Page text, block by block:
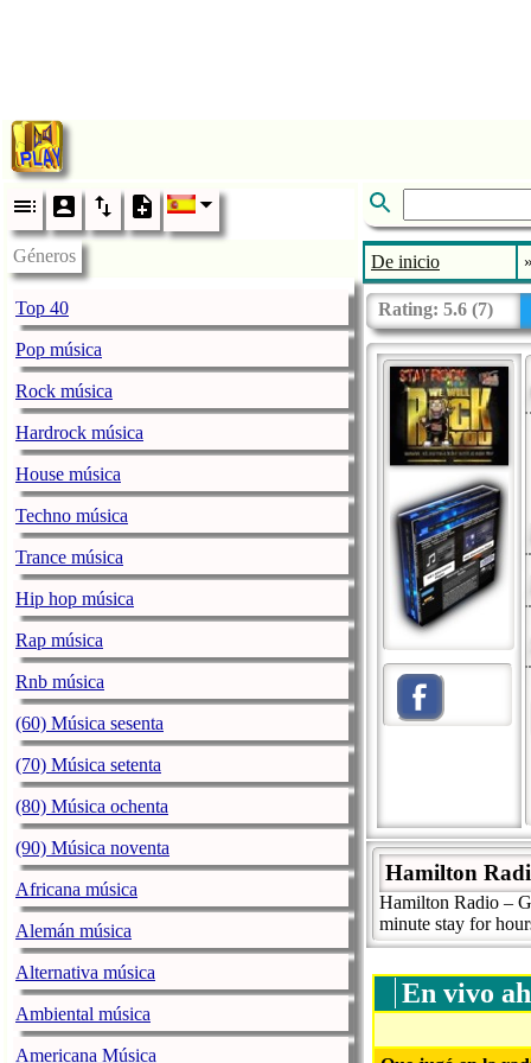
Géneros
Top 40
Pop música
Rock música
Hardrock música
House música
Techno música
Trance música
Hip hop música
Rap música
Rnb música
(60) Música sesenta
(70) Música setenta
(80) Música ochenta
(90) Música noventa
Africana música
Alemán música
Alternativa música
Ambiental música
Americana Música
De inicio »
Rating: 5.6 (7)
Hamilton
Hamilton Radio –
minute stay for
En vivo